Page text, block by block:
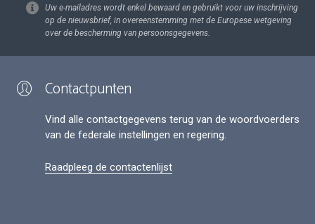
Uw e-mailadres wordt enkel bewaard en gebruikt voor uw inschrijving
op de nieuwsbrief, in overeenstemming met de Europese wetgeving
over de bescherming van persoonsgegevens.
Contactpunten
Vind alle contactgegevens terug van de woordvoerders
van de federale instellingen en regering.
Raadpleeg de contactenlijst